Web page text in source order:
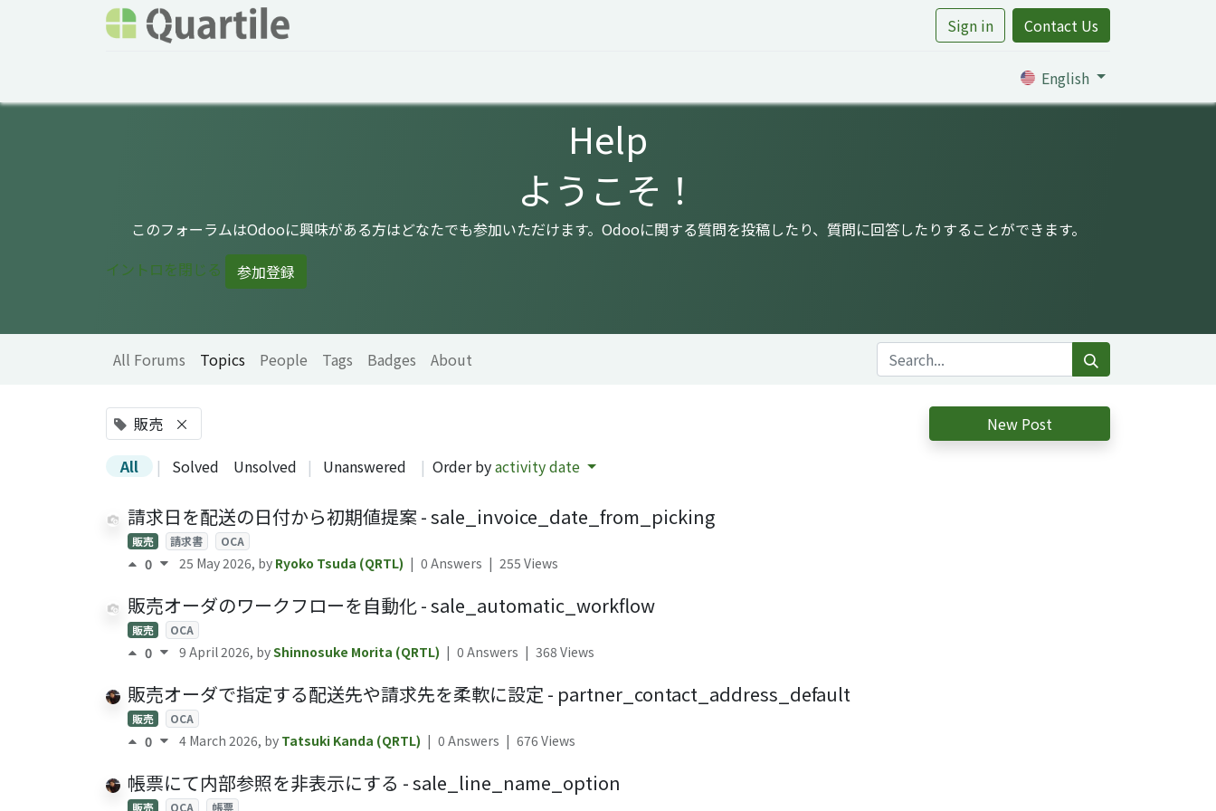
Sign in Contact Us
English
Help
ようこそ！
このフォーラムはOdooに興味がある方はどなたでも参加いただけます。Odooに関する質問を投稿したり、質問に回答したりすることができます。
イントロを閉じる
参加登録
All Forums Topics People Tags Badges About
販売 ×
New Post
All
| Solved Unsolved | Unanswered | Order byactivity date
請求日を配送の日付から初期値提案 - sale_invoice_date_from_picking
販売 請求書 OCA
0 25 May 2026, by Ryoko Tsuda (QRTL) | 0 Answers | 255 Views
販売オーダのワークフローを自動化 - sale_automatic_workflow
販売 OCA
0 9 April 2026, byShinnosuke Morita (QRTL) | 0 Answers | 368 Views
販売オーダで指定する配送先や請求先を柔軟に設定 - partner_contact_address_default
販売 OCA
0 4 March 2026, by Tatsuki Kanda (QRTL) | 0 Answers | 676 Views
帳票にて内部参照を非表示にする - sale_line_name_option
販売 OCA 帳票